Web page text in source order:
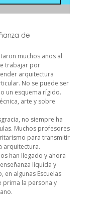
de
muchos años al
trabajar por
arquitectura
No se puede ser
un esquema rígido.
arte y sobre
no siempre ha
Muchos profesores
para transmitir
arquitectura.
han llegado y ahora
líquida y
en algunas Escuelas
prima la persona y